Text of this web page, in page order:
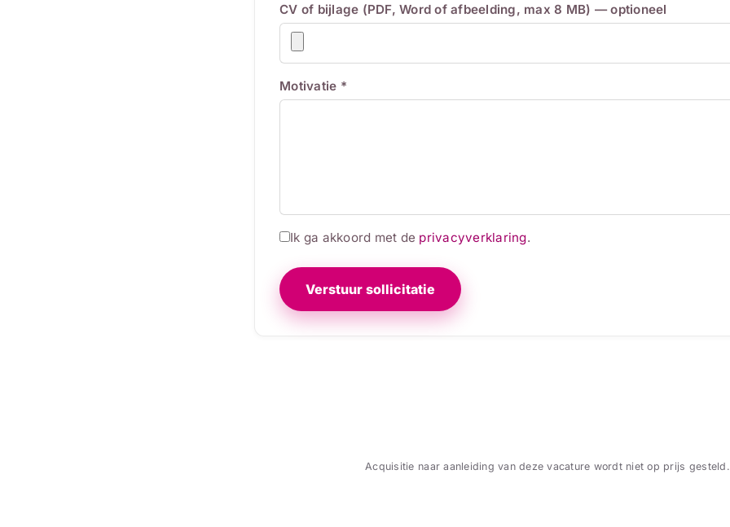
CV of bijlage (PDF, Word of afbeelding, max 8 MB) — optioneel
Motivatie *
Ik ga akkoord met de privacyverklaring.
Verstuur sollicitatie
Acquisitie naar aanleiding van deze vacature wordt niet op prijs gesteld.